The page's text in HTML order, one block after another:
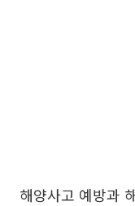
해양사고 예방과